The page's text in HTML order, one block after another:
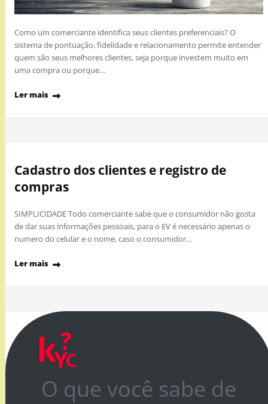
Como um comerciante identifica seus clientes preferenciais? O
sistema de pontuação, fidelidade e relacionamento permite entender
quem são seus melhores clientes, seja porque investem muito em
uma compra ou porque…
Ler mais
Cadastro dos clientes e registro de
compras
SIMPLICIDADE Todo comerciante sabe que o consumidor não gosta
de dar suas informações pessoais, para o EV é necessário apenas o
numero do celular e o nome, caso o consumidor…
Ler mais
O que você sabe de